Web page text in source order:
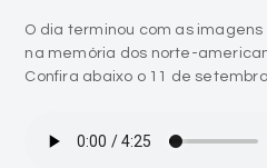
O dia terminou com as
na memória dos norte-
Confira abaixo o 11 de